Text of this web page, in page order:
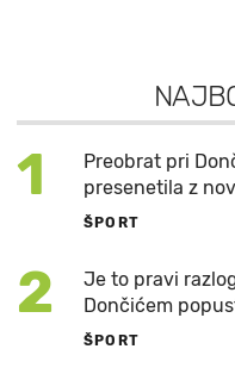
1
Preobrat pri
presenetila z
ŠPORT
2
Je to pravi
Dončićem
ŠPORT